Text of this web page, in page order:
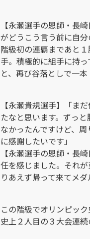
【永瀬選手の恩師・長
がどうこう言う前に自
階級初の連覇まであと
手。積極的に組手に持
と、再び谷落としで一
【永瀬貴規選手】「ま
たなと思います。ずっ
なかったんですけど、
に感謝したいです」
【永瀬選手の恩師・長
任を感じました。それ
りあえず帰って来てメ
この階級でオリンピッ
史上２人目の３大会連続